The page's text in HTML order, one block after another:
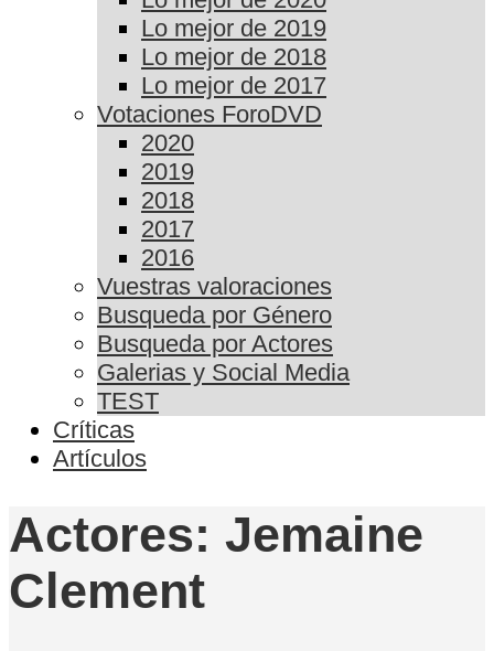
Lo mejor de 2019
Lo mejor de 2018
Lo mejor de 2017
Votaciones ForoDVD
2020
2019
2018
2017
2016
Vuestras valoraciones
Busqueda por Género
Busqueda por Actores
Galerias y Social Media
TEST
Críticas
Artículos
Actores: Jemaine
Clement